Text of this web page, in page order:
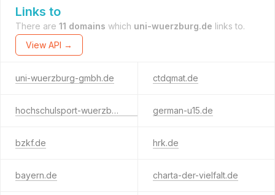
Links to
There are 11 domains which uni-wuerzburg.de links to.
View API →
uni-wuerzburg-gmbh.de ctdqmat.de
hochschulsport-wuerzburg.de german-u15.de
bzkf.de hrk.de
bayern.de charta-der-vielfalt.de